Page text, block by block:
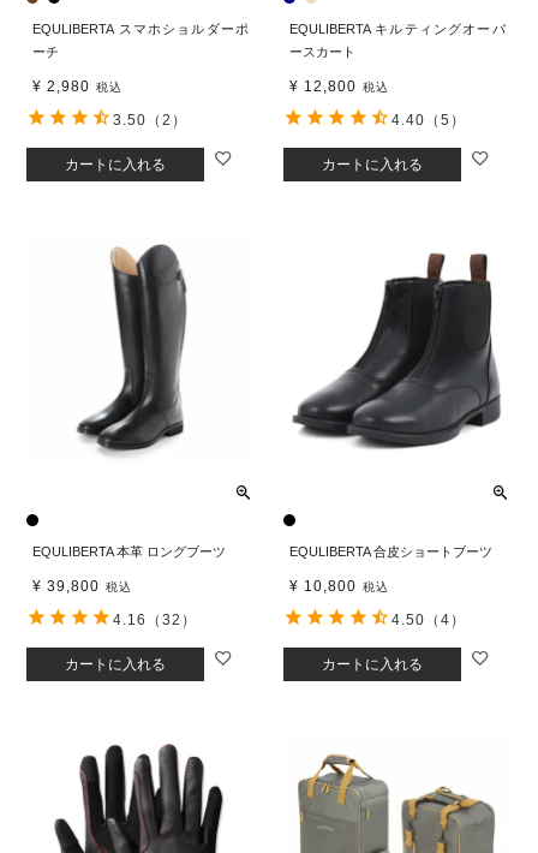
EQULIBERTA スマホショルダーポ
ーチ
¥ 2,980 税込
カートに入れる
3.50 （2）
EQULIBERTA キルティングオーバ
ースカート
¥ 12,800 税込
カートに入れる
4.40 （5）
EQULIBERTA 本革 ロングブーツ
¥ 39,800 税込
カートに入れる
4.16 （32）
EQULIBERTA 合皮ショートブーツ
¥ 10,800 税込
カートに入れる
4.50 （4）